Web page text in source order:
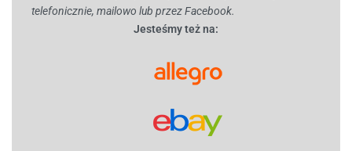
telefonicznie, mailowo lub przez Facebook.
Jesteśmy też na: